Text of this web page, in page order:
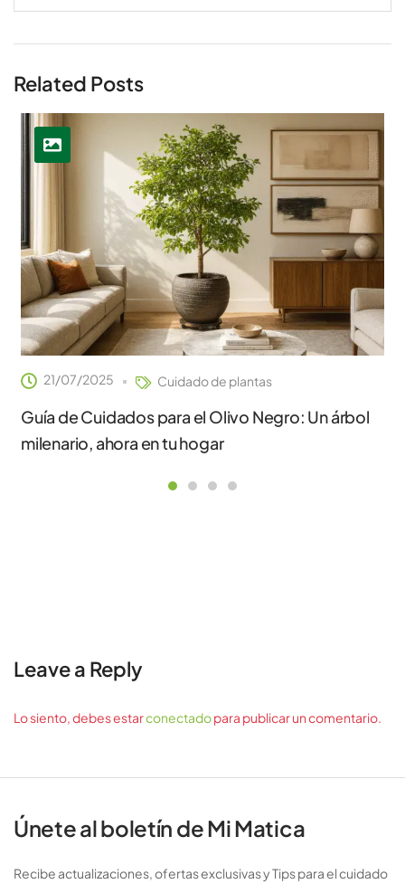
Related Posts
21/07/2025 Cuidado de plantas
Guía de Cuidados para el Olivo Negro: Un árbol
milenario, ahora en tu hogar
Leave a Reply
Lo siento, debes estarconectadopara publicar un comentario.
Únete al boletín de Mi Matica
Recibe actualizaciones, ofertas exclusivas y Tips para el cuidado